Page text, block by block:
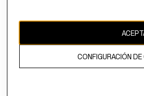
El contenido de esta página web está
propiedad de H&M Hennes & Mauritz AB.
CONFIGURACIÓN